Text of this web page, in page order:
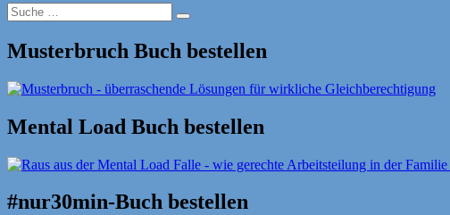
Suche
nach:
Suche
Musterbruch Buch bestellen
Mental Load Buch bestellen
#nur30min-Buch bestellen